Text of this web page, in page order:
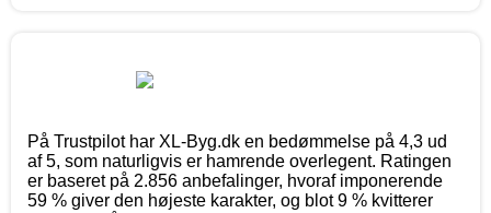
På Trustpilot har XL-Byg.dk en bedømmelse på 4,3 ud
af 5, som naturligvis er hamrende overlegent. Ratingen
er baseret på 2.856 anbefalinger, hvoraf imponerende
59 % giver den højeste karakter, og blot 9 % kvitterer